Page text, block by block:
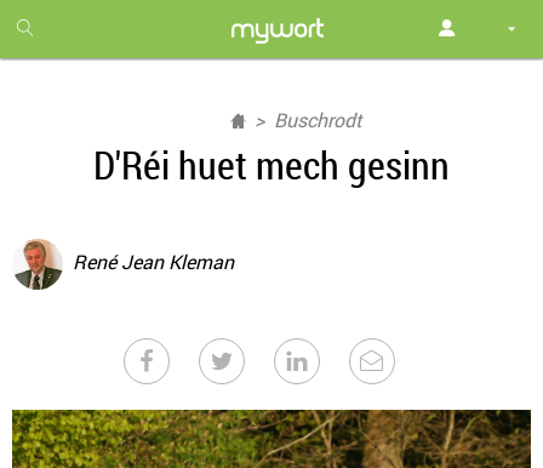
month
free
Buschrodt
D'Réi huet mech gesinn
René Jean Kleman